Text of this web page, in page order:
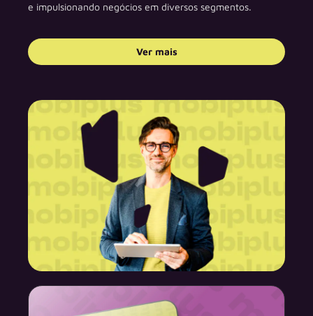
e impulsionando negócios em diversos segmentos.
Ver mais